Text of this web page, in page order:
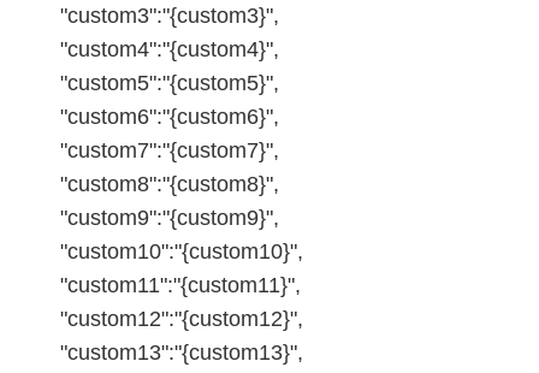
"custom3":"{custom3}",
"custom4":"{custom4}",
"custom5":"{custom5}",
"custom6":"{custom6}",
"custom7":"{custom7}",
"custom8":"{custom8}",
"custom9":"{custom9}",
"custom10":"{custom10}",
"custom11":"{custom11}",
"custom12":"{custom12}",
"custom13":"{custom13}",